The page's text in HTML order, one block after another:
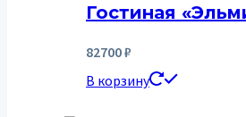
Гостиная
82700₽
В корзину